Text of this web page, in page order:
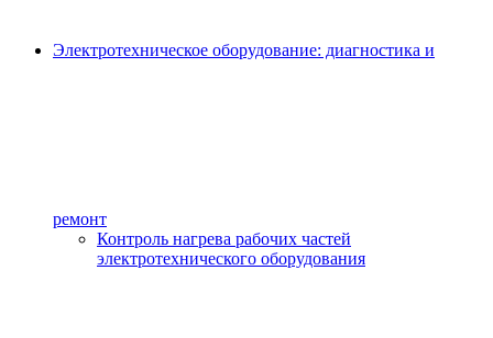
Электротехническое оборудование: диагностика и
ремонт
Контроль нагрева рабочих частей
электротехнического оборудования